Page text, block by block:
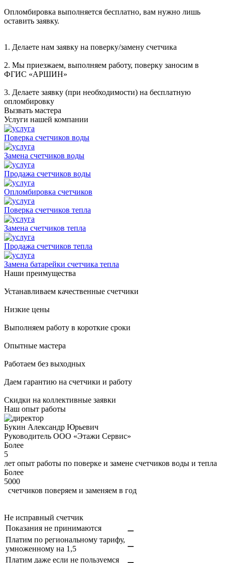
Опломбировка выполняется бесплатно, вам нужно лишь
оставить заявку.
1. Делаете нам заявку на поверку/замену счетчика
2. Мы приезжаем, выполняем работу, поверку заносим в
ФГИС «АРШИН»
3. Делаете заявку (при необходимости) на бесплатную
опломбировку
Вызвать мастера
Услуги нашей компании
Поверка счетчиков воды
Замена счетчиков воды
Продажа счетчиков воды
Опломбировка счетчиков
Поверка счетчиков тепла
Замена счетчиков тепла
Продажа счетчиков тепла
Замена батарейки счетчика тепла
Наши преимущества
Устанавливаем качественные счетчики
Низкие цены
Выполняем работу в короткие сроки
Опытные мастера
Работаем без выходных
Даем гарантию на счетчики и работу
Скидки на коллективные заявки
Наш опыт работы
Букин Александр Юрьевич
Руководитель ООО «Этажи Сервис»
Более
5
лет опыт работы по поверке и замене счетчиков воды и тепла
Более
5000
счетчиков поверяем и заменяем в год
Не исправный счетчик
Показания не принимаются
⚊
Платим по региональному тарифу,
умноженному на 1,5
⚊
Платим даже если не пользуемся
⚊